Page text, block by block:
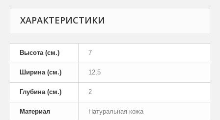
ХАРАКТЕРИСТИКИ
Высота (см.) 7
Ширина (см.) 12,5
Глубина (см.) 2
Материал Натуральная кожа